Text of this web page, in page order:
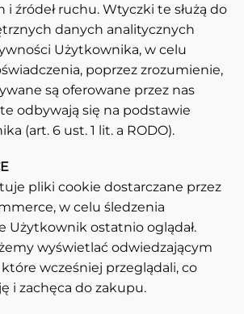
źródeł ruchu. Wtyczki te służą do
danych analitycznych
Użytkownika, w celu
poprzez zrozumienie,
są oferowane przez nas
te odbywają się na podstawie
(art. 6 ust. 1 lit. a RODO).
pliki cookie dostarczane przez
w celu śledzenia
Użytkownik ostatnio oglądał.
wyświetlać odwiedzającym
wcześniej przeglądali, co
i zachęca do zakupu.